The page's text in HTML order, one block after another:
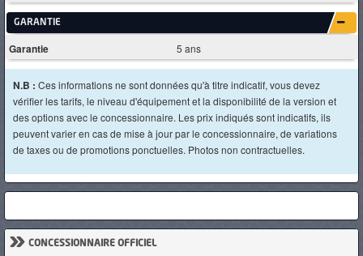
GARANTIE
Garantie 5 ans
N.B : Ces informations ne sont données qu'à titre indicatif, vous devez
vérifier les tarifs, le niveau d'équipement et la disponibilité de la version et
des options avec le concessionnaire. Les prix indiqués sont indicatifs, ils
peuvent varier en cas de mise à jour par le concessionnaire, de variations
de taxes ou de promotions ponctuelles. Photos non contractuelles.
» CONCESSIONNAIRE OFFICIEL